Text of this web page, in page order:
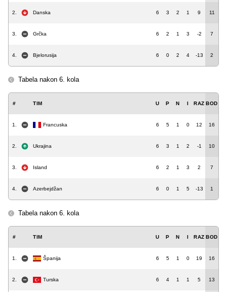
2. Danska 6 3 2 1 9 11
3. Grčka 6 2 1 3 -2 7
4. Bjelorusija 6 0 2 4 -13 2
Tabela nakon 6. kola
# TIM U P N I RAZ BOD
1. Francuska 6 5 1 0 12 16
2. Ukrajina 6 3 1 2 -1 10
3. Island 6 2 1 3 2 7
4. Azerbejdžan 6 0 1 5 -13 1
Tabela nakon 6. kola
# TIM U P N I RAZ BOD
1. Španija 6 5 1 0 19 16
2. Turska 6 4 1 1 5 13